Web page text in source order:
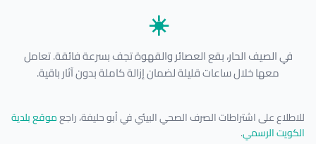
☀️
في الصيف الحار، بقع العصائر والقهوة تجف بسرعة فائقة. تعامل
معها خلال ساعات قليلة لضمان إزالة كاملة بدون آثار باقية.
للاطلاع على اشتراطات الصرف الصحي البيئي في أبو حليفة، راجعموقع بلدية
الكويت الرسمي.